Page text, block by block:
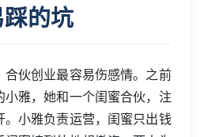
的坑
伙创业最容易伤感情。之前
雅，她和一个闺蜜合伙，注
小雅负责运营，闺蜜只出钱